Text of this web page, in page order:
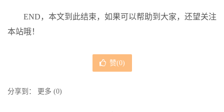
END，本文到此结束，如果可以帮助到大家，还望关注
本站哦！
赞(0)
分享到： 更多 (0)